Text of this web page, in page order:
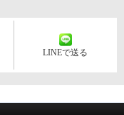
LINEで送る